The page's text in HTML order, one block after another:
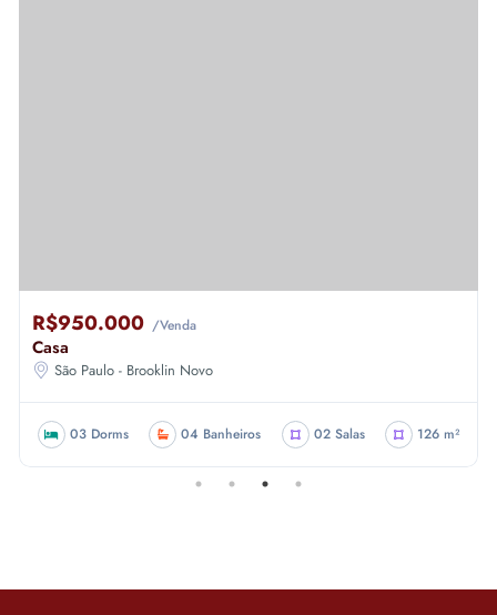
R$950.000 /Venda
Casa
São Paulo - Brooklin Novo
03 Dorms 04 Banheiros 02 Salas 126 m²